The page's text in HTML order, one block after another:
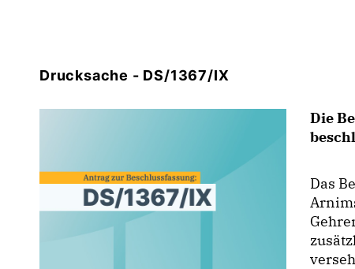
Drucksache - DS/1367/IX
Die
Das